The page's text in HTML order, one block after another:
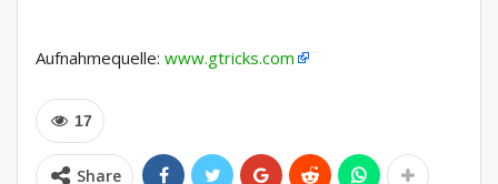
Aufnahmequelle: www.gtricks.com
17
Share